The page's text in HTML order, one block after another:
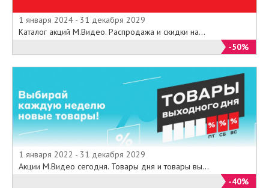
1 января 2024 - 31 декабря 2029
Каталог акций М.Видео. Распродажа и скидки на...
-50%
1 января 2022 - 31 декабря 2029
Акции М.Видео сегодня. Товары дня и товары вы...
-40%